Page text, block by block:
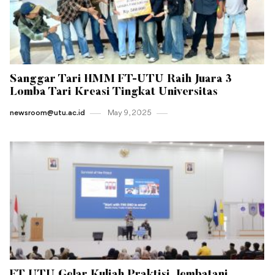
Sanggar Tari HMM FT-UTU Raih Juara 3
Lomba Tari Kreasi Tingkat Universitas
newsroom@utu.ac.id May 9 , 2025